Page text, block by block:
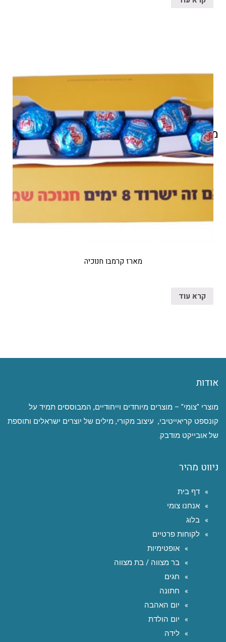
מוצרים קשורים
מארז קרמבו חנוכיה
קרא עוד
אודות
מוצרי "צומי" – מוצרים מיוחדים וייחודיים, המבוססים תמיד על
קונספט קריאייטיבי, עיצוב מקורי, מילים של יוצרים ישראלים ותוספת
של אובייקט מודבק.
ניווט מהיר
דף בית
אנחנו צומי
בלוג
לקוחות פרטיים
אופטימיות
בר מצווה / בת מצווה
חגים
חתונה
יום האהבה
יום הולדת
לידה